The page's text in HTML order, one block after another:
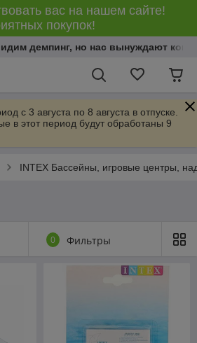
вас на нашем сайте!
покупок!
демпинг, но нас вынуждают
с 3 августа по 8 августа в отпуске.
в этот период будут обработаны 9
INTEX Бассейны, игровые центры,
0 Фильтры